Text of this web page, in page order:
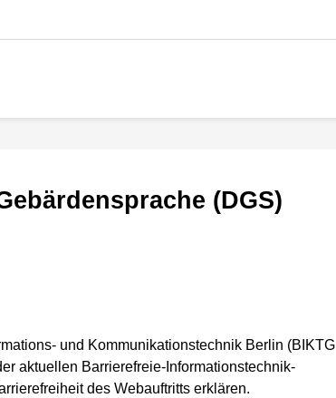
(DGS)
und Kommunikationstechnik Berlin (BIKTG
aktuellen Barrierefreie-Informationstechnik-
des Webauftritts erklären.